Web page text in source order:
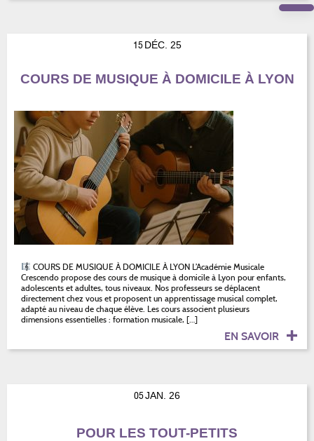
15 DÉC. 25
COURS DE MUSIQUE À DOMICILE À LYON
COURS DE MUSIQUE À DOMICILE À LYON L’Académie Musicale
Crescendo propose des cours de musique à domicile à Lyon pour enfants,
adolescents et adultes, tous niveaux. Nos professeurs se déplacent
directement chez vous et proposent un apprentissage musical complet,
adapté au niveau de chaque élève. Les cours associent plusieurs
dimensions essentielles : formation musicale, […]
EN SAVOIR
05JAN. 26
POUR LES TOUT-PETITS